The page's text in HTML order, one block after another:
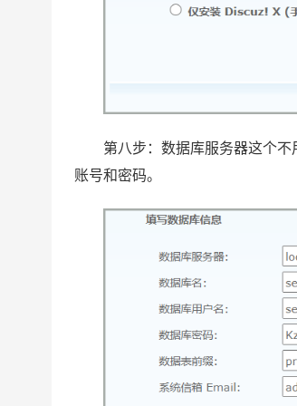
第八步：数据库服务器这个
账号和密码。